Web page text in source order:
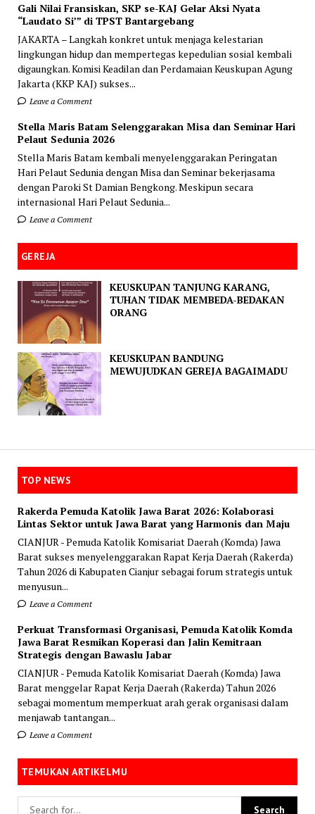
Gali Nilai Fransiskan, SKP se-KAJ Gelar Aksi Nyata
“Laudato Si’” di TPST Bantargebang
JAKARTA – Langkah konkret untuk menjaga kelestarian
lingkungan hidup dan mempertegas kepedulian sosial kembali
digaungkan. Komisi Keadilan dan Perdamaian Keuskupan Agung
Jakarta (KKP KAJ) sukses...
Leave a Comment
Stella Maris Batam Selenggarakan Misa dan Seminar Hari
Pelaut Sedunia 2026
Stella Maris Batam kembali menyelenggarakan Peringatan
Hari Pelaut Sedunia dengan Misa dan Seminar bekerjasama
dengan Paroki St Damian Bengkong. Meskipun secara
internasional Hari Pelaut Sedunia...
Leave a Comment
GEREJA
KEUSKUPAN TANJUNG KARANG,
TUHAN TIDAK MEMBEDA-BEDAKAN
ORANG
KEUSKUPAN BANDUNG
MEWUJUDKAN GEREJA BAGAIMADU
TOP NEWS
Rakerda Pemuda Katolik Jawa Barat 2026: Kolaborasi
Lintas Sektor untuk Jawa Barat yang Harmonis dan Maju
CIANJUR - Pemuda Katolik Komisariat Daerah (Komda) Jawa
Barat sukses menyelenggarakan Rapat Kerja Daerah (Rakerda)
Tahun 2026 di Kabupaten Cianjur sebagai forum strategis untuk
menyusun...
Leave a Comment
Perkuat Transformasi Organisasi, Pemuda Katolik Komda
Jawa Barat Resmikan Koperasi dan Jalin Kemitraan
Strategis dengan Bawaslu Jabar
CIANJUR - Pemuda Katolik Komisariat Daerah (Komda) Jawa
Barat menggelar Rapat Kerja Daerah (Rakerda) Tahun 2026
sebagai momentum memperkuat arah gerak organisasi dalam
menjawab tantangan...
Leave a Comment
TEMUKAN ARTIKELMU